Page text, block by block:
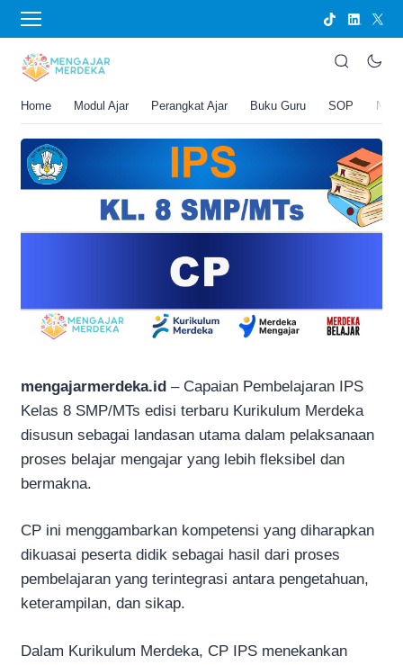
Home Modul Ajar Perangkat Ajar Buku Guru SOP
BERANDA
CP IPS Kelas 8 SMP/MTs
21 Januari 2026 10:33 am . 1 menit membaca
mengajarmerdeka.id – Capaian Pembelajaran IPS
Kelas 8 SMP/MTs edisi terbaru Kurikulum Merdeka
disusun sebagai landasan utama dalam pelaksanaan
proses belajar mengajar yang lebih fleksibel dan
bermakna.
CP ini menggambarkan kompetensi yang diharapkan
dikuasai peserta didik sebagai hasil dari proses
pembelajaran yang terintegrasi antara pengetahuan,
keterampilan, dan sikap.
Dalam Kurikulum Merdeka, CP IPS menekankan